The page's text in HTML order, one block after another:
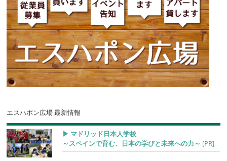
エスハポン広場 最新情報
▶︎ マドリッド日本人学校
～スペインで育む、日本の学びと未来への力～ [PR]